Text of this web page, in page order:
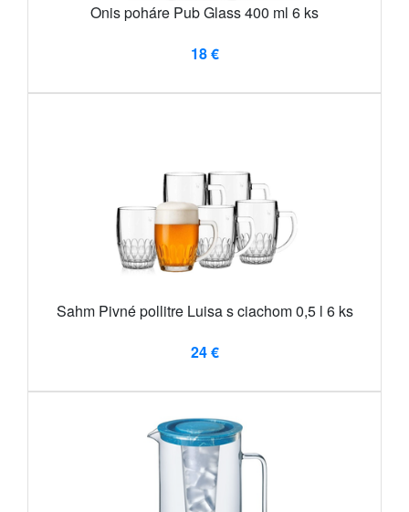
Onis poháre Pub Glass 400 ml 6 ks
18 €
Sahm Pivné pollitre Luisa s ciachom 0,5 l 6 ks
24 €